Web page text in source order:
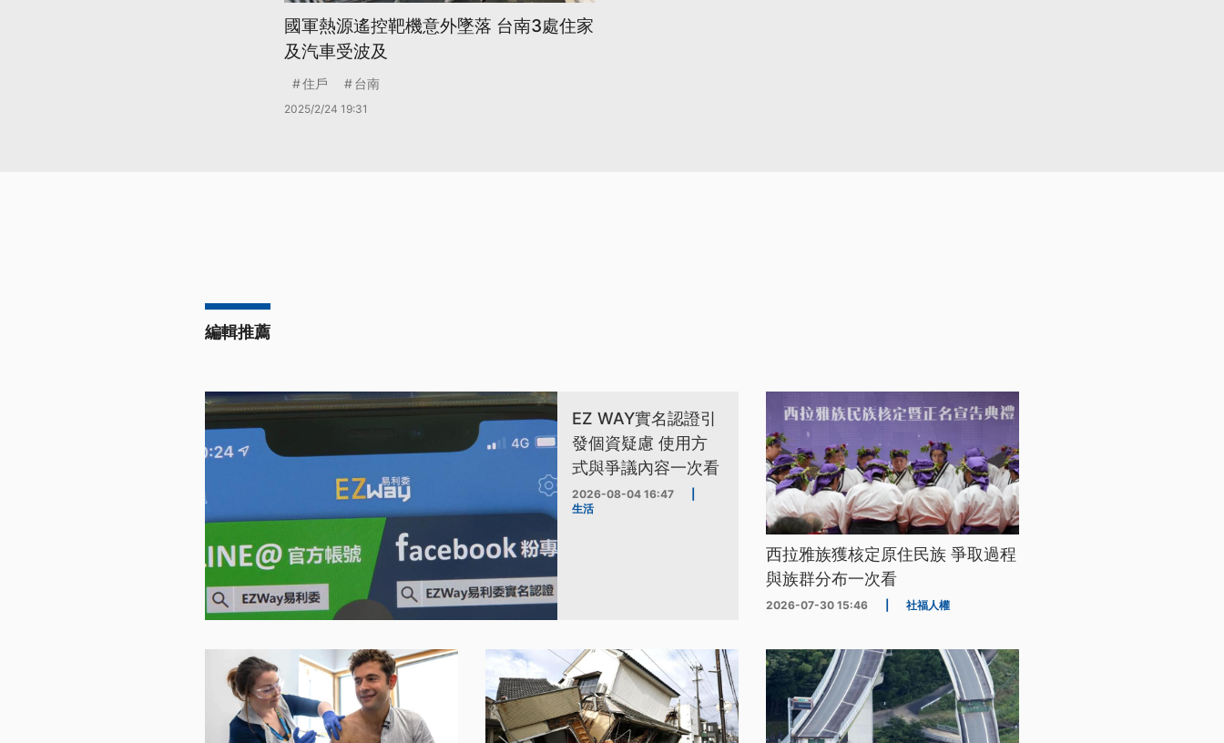
國軍熱源遙控靶機意外墜落 台南3處住家
及汽車受波及
住戶 台南
2025/2/24 19:31
編輯推薦
EZ WAY實名認證引
發個資疑慮 使用方
式與爭議內容一次看
2026-08-04 16:47
生活
西拉雅族獲核定原住民族 爭取過程
與族群分布一次看
2026-07-30 15:46 社福人權